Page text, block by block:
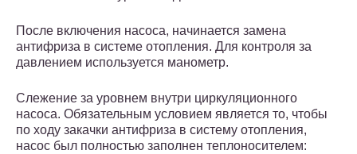
После включения насоса, начинается замена
антифриза в системе отопления. Для контроля за
давлением используется манометр.
Слежение за уровнем внутри циркуляционного
насоса. Обязательным условием является то, чтобы
по ходу закачки антифриза в систему отопления,
насос был полностью заполнен теплоносителем: